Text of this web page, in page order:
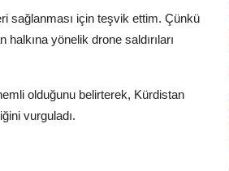
sağlanması için teşvik ettim. Çünkü
yönelik drone saldırıları
olduğunu belirterek, Kürdistan
vurguladı.